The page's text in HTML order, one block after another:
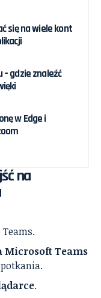
się na wiele kont
– gdzie znaleźć
w Edge i
na
Microsoft Teams
.